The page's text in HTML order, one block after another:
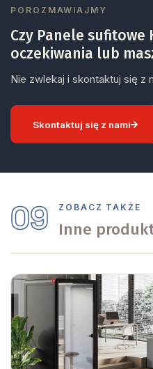
POROZMAWIAJMY
Czy Panele sufitowe
oczekiwania lub
Nie zwlekaj i skontaktuj się z
Skontaktuj się z nami
09 ZOBACZ TAKŻE
Inne